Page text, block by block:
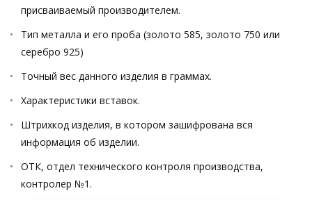
присваиваемый производителем.
Тип металла и его проба (золото 585, золото 750 или
серебро 925)
Точный вес данного изделия в граммах.
Характеристики вставок.
Штрихкод изделия, в котором зашифрована вся
информация об изделии.
ОТК, отдел технического контроля производства,
контролер №1.